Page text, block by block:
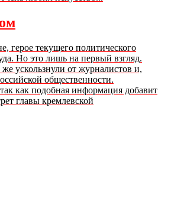
герое текущего политического
Но это лишь на первый взгляд.
ускользнули от журналистов и,
общественности.
как подобная информация добавит
главы кремлевской